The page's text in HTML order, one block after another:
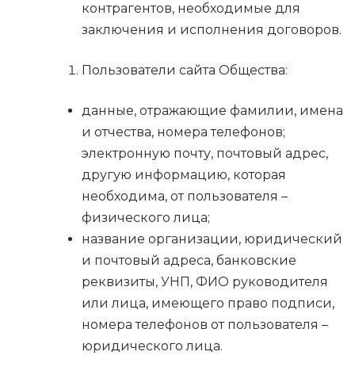
контрагентов, необходимые для
заключения и исполнения договоров.
Пользователи сайта Общества:
данные, отражающие фамилии, имена
и отчества, номера телефонов;
электронную почту, почтовый адрес,
другую информацию, которая
необходима, от пользователя –
физического лица;
название организации, юридический
и почтовый адреса, банковские
реквизиты, УНП, ФИО руководителя
или лица, имеющего право подписи,
номера телефонов от пользователя –
юридического лица.